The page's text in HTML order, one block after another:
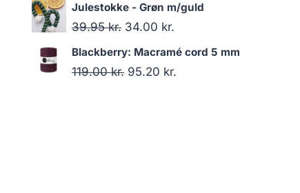
Julestokke - Grøn m/guld
39.95kr. 34.00 kr.
Blackberry: Macramé cord 5 mm
119.00kr. 95.20 kr.